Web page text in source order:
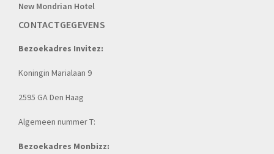
New Mondrian Hotel
CONTACTGEGEVENS
Bezoekadres Invitez:
Koningin Marialaan 9
2595 GA Den Haag
Algemeen nummer T:
Bezoekadres Monbizz: